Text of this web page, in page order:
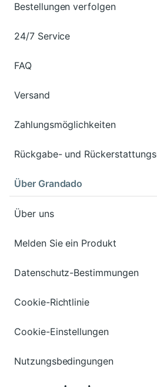
Bestellungen verfolgen
24/7 Service
FAQ
Versand
Zahlungsmöglichkeiten
Rückgabe- und
Über Grandado
Über uns
Melden Sie ein Produkt
Datenschutz-Bestimmungen
Cookie-Richtlinie
Cookie-Einstellungen
Nutzungsbedingungen